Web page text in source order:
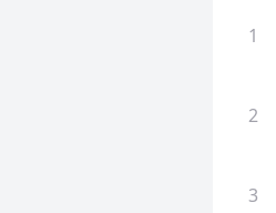
1
2
3